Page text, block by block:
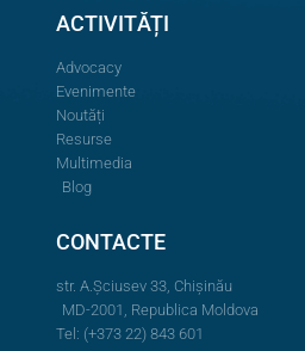
ACTIVITĂȚI
Advocacy
Evenimente
Noutăți
Resurse
Multimedia
Blog
CONTACTE
str. A.Şciusev 33, Chișinău
MD-2001, Republica Moldova
Tel: (+373 22) 843 601